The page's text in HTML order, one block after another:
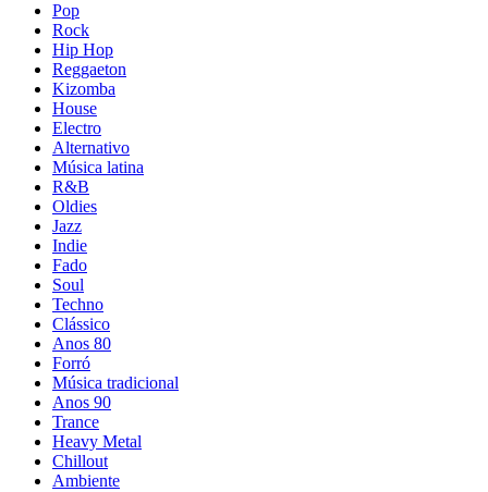
Pop
Rock
Hip Hop
Reggaeton
Kizomba
House
Electro
Alternativo
Música latina
R&B
Oldies
Jazz
Indie
Fado
Soul
Techno
Clássico
Anos 80
Forró
Música tradicional
Anos 90
Trance
Heavy Metal
Chillout
Ambiente